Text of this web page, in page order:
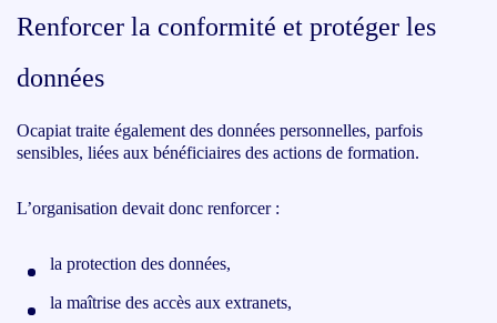
Renforcer la conformité et protéger les
données
Ocapiat traite également des données personnelles, parfois
sensibles, liées aux bénéficiaires des actions de formation.
L’organisation devait donc renforcer :
la protection des données,
la maîtrise des accès aux extranets,